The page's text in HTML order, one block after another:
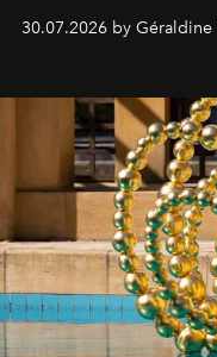
plateformes de
30.07.2026 by Géraldine